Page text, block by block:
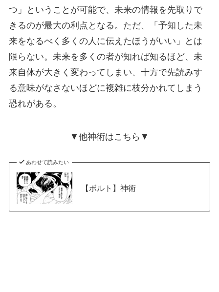
つ」ということが可能で、未来の情報を先取りで
きるのが最大の利点となる。ただ、「予知した未
来をなるべく多くの人に伝えたほうがいい」とは
限らない。未来を多くの者が知れば知るほど、未
来自体が大きく変わってしまい、十方で先読みす
る意味がなさないほどに複雑に枝分かれてしまう
恐れがある。
▼他神術はこちら▼
あわせて読みたい
【ボルト】神術